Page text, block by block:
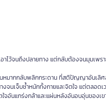
าไว้จนถึงปลายทาง แต่กลับต้องจนมุมเ
มากกลับพลิกกระดาน ที่สติปัญญาอันเลิศ
จนเจ็บช้ำหนักทั้งกายและจิตใจ แต่ตลอ
นแกร่งกล้าและแผ่นหลังอันอบอุ่นของเ